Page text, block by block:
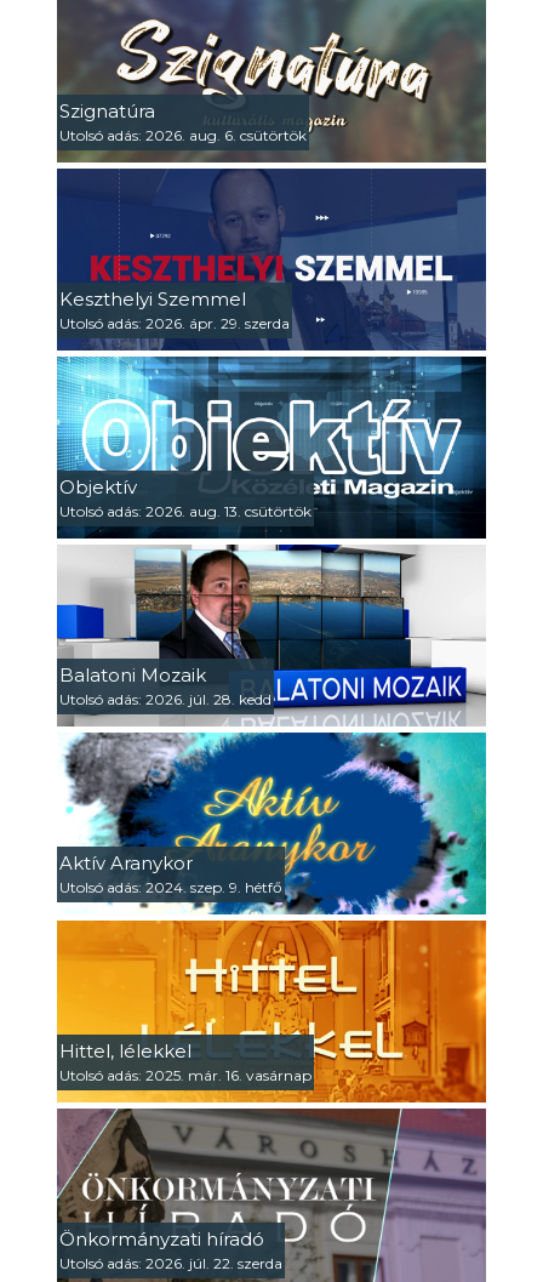
Szignatúra
Utolsó adás: 2026. aug. 6. csütörtök
Keszthelyi Szemmel
Utolsó adás: 2026. ápr. 29. szerda
Objektív
Utolsó adás: 2026. aug. 13. csütörtök
Balatoni Mozaik
Utolsó adás: 2026. júl. 28. kedd
Aktív Aranykor
Utolsó adás: 2024. szep. 9. hétfő
Hittel, lélekkel
Utolsó adás: 2025. már. 16. vasárnap
Önkormányzati híradó
Utolsó adás: 2026. júl. 22. szerda